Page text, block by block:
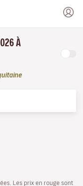
À
Les prix en rouge sont